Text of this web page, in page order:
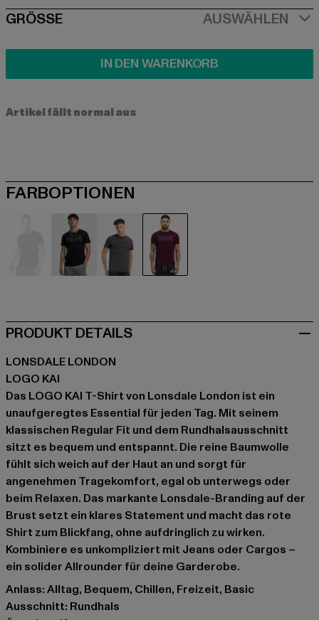
SIZE
GRÖSSE AUSWÄHLEN
IN DEN WARENKORB
Artikel fällt normal aus
FARBOPTIONEN
PRODUKT DETAILS
LONSDALE LONDON
LOGO KAI
Das LOGO KAI T-Shirt von Lonsdale London ist ein
unaufgeregtes Essential für jeden Tag. Mit seinem
klassischen Regular Fit und dem Rundhalsausschnitt
sitzt es bequem und entspannt. Die reine Baumwolle
fühlt sich weich auf der Haut an und sorgt für
angenehmen Tragekomfort, egal ob unterwegs oder
beim Relaxen. Das markante Lonsdale-Branding auf der
Brust setzt ein klares Statement und macht das rote
Shirt zum Blickfang, ohne aufdringlich zu wirken.
Kombiniere es unkompliziert mit Jeans oder Cargos –
ein solider Allrounder für deine Garderobe.
Anlass: Alltag, Bequem, Chillen, Freizeit, Basic
Ausschnitt: Rundhals